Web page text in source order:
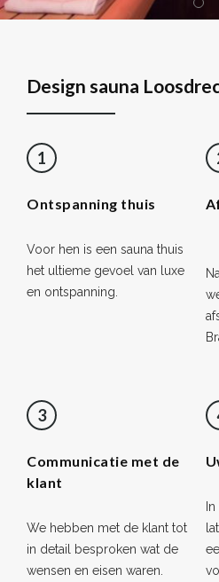
Design sauna
1
Ontspanning thuis
Voor hen is een sauna thuis
het ultieme gevoel van luxe
en ontspanning.
3
Communicatie met de
klant
We hebben met de klant tot
in detail besproken wat de
wensen en eisen waren.